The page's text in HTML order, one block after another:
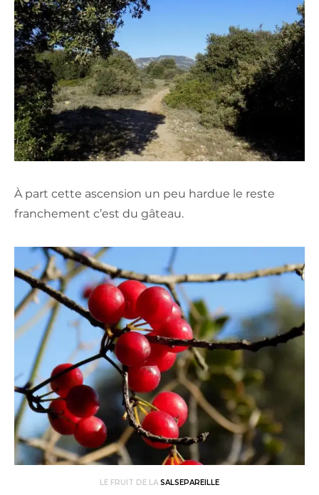
À part cette ascension un peu hardue le reste
franchement c’est du gâteau.
LE FRUIT DE LA SALSEPAREILLE